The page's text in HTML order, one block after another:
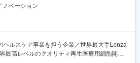
定める業務
最大級の事業規模を誇るLonza社と、日本の
る戦略的業務提携契約を締結。
/画像解析技術と精密機器製造の実績と、
技術のノウハウを活かした事業を展開してい
トワークも活かせるため、双方の技術移管、
が可能な体制になっています。
ノベーション
ヘルスケア事業を担う企業／世界最大手Lonza
最高レベルのクオリティ再生医療用細胞開